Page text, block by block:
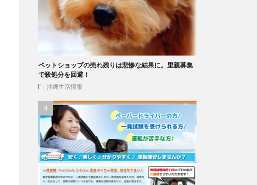
ペットショップの売れ残りは悲惨な結果に。里親募集
で殺処分を回避！
沖縄生活情報